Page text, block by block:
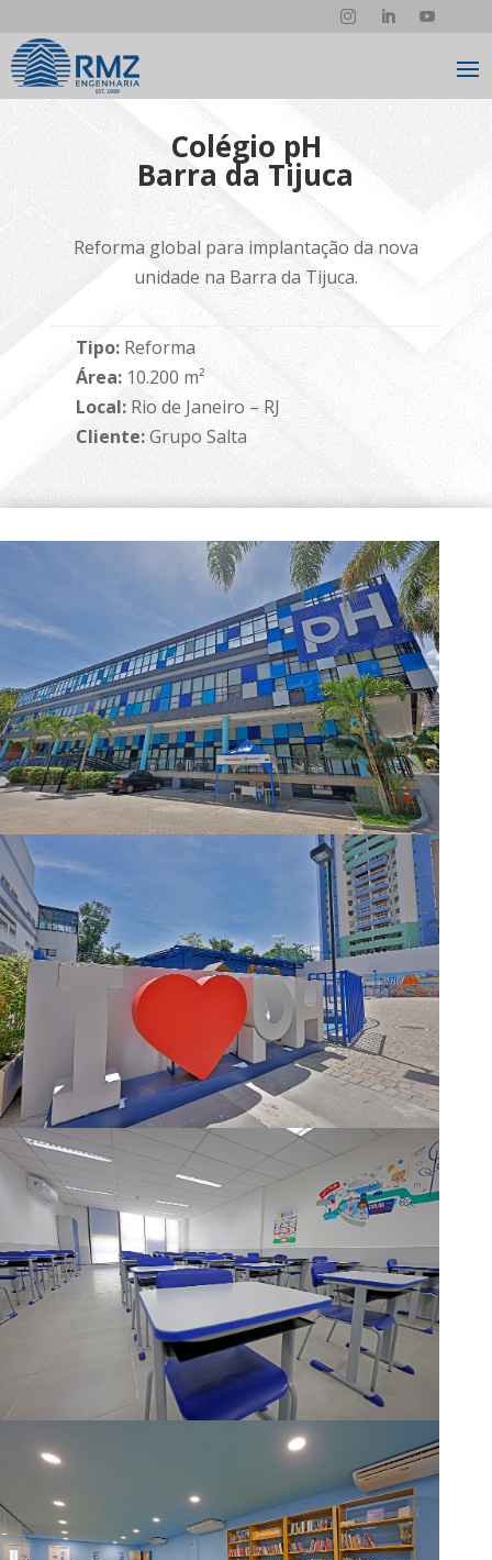
Colégio pH
Barra da Tijuca
Reforma global para implantação da nova
unidade na Barra da Tijuca.
Tipo: Reforma
Área:10.200 m²
Local:Rio de Janeiro – RJ
Cliente:Grupo Salta